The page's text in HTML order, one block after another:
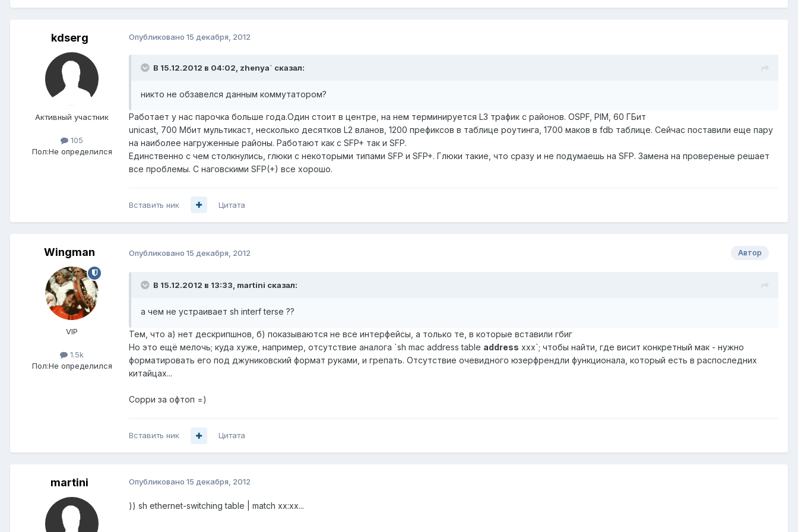
kdserg
Активный участник
105
Пол:Не определился
Опубликовано 15 декабря, 2012
В 15.12.2012 в 04:02, zhenya` сказал:
никто не обзавелся данным коммутатором?
Работает у нас парочка больше года.Один стоит в центре, на нем терминируется L3 трафик с районов. OSPF, PIM, 60 ГБит
unicast, 700 Мбит мультикаст, несколько десятков L2 вланов, 1200 префиксов в таблице роутинга, 1700 маков в fdb таблице. Сейчас поставили еще пару
на наиболее нагруженные районы. Работают как с SFP+ так и SFP.
Единственно с чем столкнулись, глюки с некоторыми типами SFP и SFP+. Глюки такие, что сразу и не подумаешь на SFP. Замена на провереные решает
все проблемы. С наговскими SFP(+) все хорошо.
Вставить ник Цитата
Wingman
VIP
1.5k
Пол:Не определился
Автор
Опубликовано 15 декабря, 2012
В 15.12.2012 в 13:33, martini сказал:
а чем не устраивает sh interf terse ??
Тем, что а) нет дескрипшнов, б) показываются не все интерфейсы, а только те, в которые вставили гбиг
Но это ещё мелочь; куда хуже, например, отсутствие аналога `sh mac address table address xxx`; чтобы найти, где висит конкретный мак - нужно
форматировать его под джуниковский формат руками, и грепать. Отсутствие очевидного юзерфрендли функционала, который есть в распоследних
китайцах...
Сорри за офтоп =)
Вставить ник Цитата
martini Опубликовано 15 декабря, 2012
)) sh ethernet-switching table | match xx:xx...